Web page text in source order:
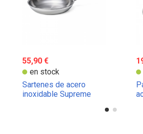
55,90 €
en stock
Sartenes de acero
inoxidable Supreme